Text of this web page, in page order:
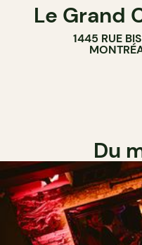
Le Grand
1445 RUE
Du